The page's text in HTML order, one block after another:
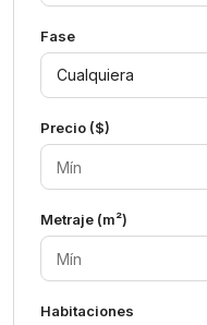
Fase
Cualquiera
Precio ($)
Metraje (m²)
Habitaciones